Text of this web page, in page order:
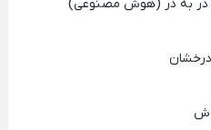
در به در (هوش مصنوعی)
درخشان